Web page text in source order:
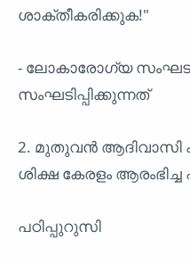
ശാക്തീകരിക്കുക!"
- ലോകാരോഗ്യ
സംഘടിപ്പിക്കുന്നത്
2. മുതുവൻ ആദിവാസി
ശിക്ഷ കേരളം
പഠിപ്പുറുസി